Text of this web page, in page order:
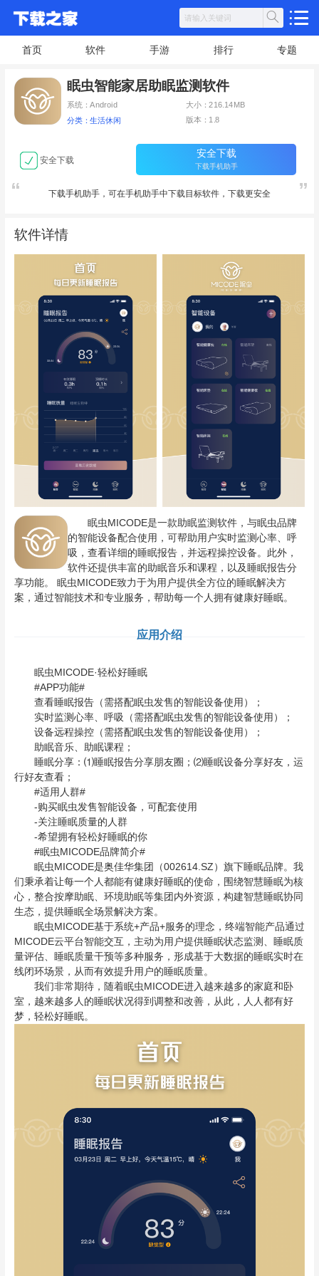
首页 软件 手游 排行 专题
眠虫智能家居助眠监测软件
系统：Android 大小：216.14MB
分类：生活休闲 版本：1.8
安全下载
安全下载
下载手机助手
下载手机助手，可在手机助手中下载目标软件，下载更安全
软件详情
眠虫MICODE是一款助眠监测软件，与眠虫品牌
的智能设备配合使用，可帮助用户实时监测心率、呼
吸，查看详细的睡眠报告，并远程操控设备。此外，
软件还提供丰富的助眠音乐和课程，以及睡眠报告分
享功能。 眠虫MICODE致力于为用户提供全方位的睡眠解决方
案，通过智能技术和专业服务，帮助每一个人拥有健康好睡眠。
应用介绍
眠虫MICODE·轻松好睡眠
#APP功能#
查看睡眠报告（需搭配眠虫发售的智能设备使用）；
实时监测心率、呼吸（需搭配眠虫发售的智能设备使用）；
设备远程操控（需搭配眠虫发售的智能设备使用）；
助眠音乐、助眠课程；
睡眠分享：⑴睡眠报告分享朋友圈；⑵睡眠设备分享好友，运
行好友查看；
#适用人群#
-购买眠虫发售智能设备，可配套使用
-关注睡眠质量的人群
-希望拥有轻松好睡眠的你
#眠虫MICODE品牌简介#
眠虫MICODE是奥佳华集团（002614.SZ）旗下睡眠品牌。我
们秉承着让每一个人都能有健康好睡眠的使命，围绕智慧睡眠为核
心，整合按摩助眠、环境助眠等集团内外资源，构建智慧睡眠协同
生态，提供睡眠全场景解决方案。
眠虫MICODE基于系统+产品+服务的理念，终端智能产品通过
MICODE云平台智能交互，主动为用户提供睡眠状态监测、睡眠质
量评估、睡眠质量干预等多种服务，形成基于大数据的睡眠实时在
线闭环场景，从而有效提升用户的睡眠质量。
我们非常期待，随着眠虫MICODE进入越来越多的家庭和卧
室，越来越多人的睡眠状况得到调整和改善，从此，人人都有好
梦，轻松好睡眠。